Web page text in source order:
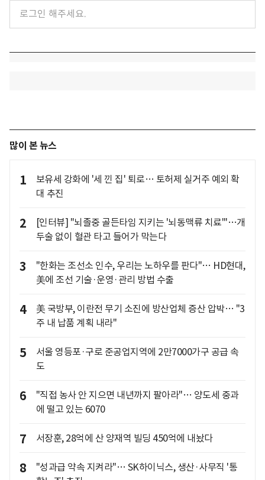
많이 본 뉴스
1
보유세 강화에 '세 낀 집' 퇴로… 토허제 실거주 예외 확
대 추진
2
[인터뷰] "뇌졸중 골든타임 지키는 '뇌동맥류 치료'"…개
두술 없이 혈관 타고 들어가 막는다
3
"한화는 조선소 인수, 우리는 노하우를 판다"… HD현대,
美에 조선 기술·운영·관리 방법 수출
4
美 국방부, 이란전 무기 소진에 방산업체 증산 압박… "3
주 내 납품 계획 내라"
5
서울 영등포·구로 준공업지역에 2만7000가구 공급 속
도
6
"직접 농사 안 지으면 내년까지 팔아라"… 양도세 중과
에 떨고 있는 6070
7 서장훈, 28억에 산 양재역 빌딩 450억에 내놨다
8
"성과급 약속 지켜라"… SK하이닉스, 생산·사무직 '통